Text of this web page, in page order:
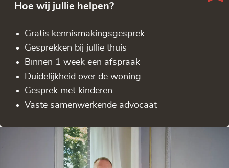
Hoe wij jullie helpen?
Gratis kennis­makingsgesprek
Gesprekken bij jullie thuis
Binnen 1 week een afspraak
Duidelijkheid over de woning
Gesprek met kinderen
Vaste samenwerkende advocaat